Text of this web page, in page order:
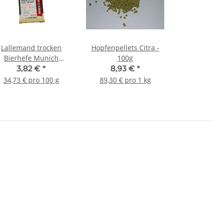
Lallemand trocken
Bierhefe Munich
Classic - 11g
3,82 € *
34,73 € pro 100 g
Hopfenpellets Citra -
100g
8,93 € *
89,30 € pro 1 kg